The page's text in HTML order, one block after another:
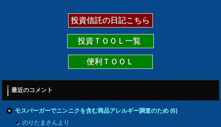
投資信託の日記こちら
投資ＴＯＯＬ一覧
便利ＴＯＯＬ
最近のコメント
モスバーガーでニンニクを含む商品アレルギー調査のため(6)
のりたまさんより